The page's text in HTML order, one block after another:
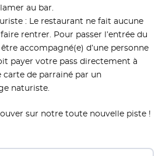
au bar.
: Le restaurant ne fait aucune
rentrer. Pour passer l’entrée du
accompagné(e) d’une personne
payer votre pass directement à
carte de parrainé par un
naturiste.
sur notre toute nouvelle piste !